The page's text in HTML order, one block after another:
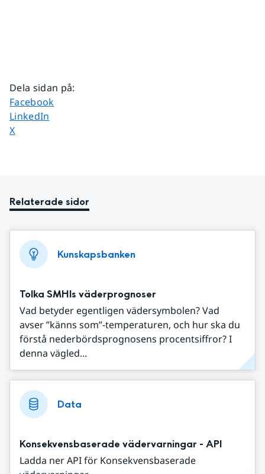
Dela sidan på:
Dela sidan på
Facebook
Dela sidan på
LinkedIn
Dela sidan på
X
Relaterade sidor
Kunskapsbanken
Tolka SMHIs väderprognoser
Vad betyder egentligen vädersymbolen? Vad
avser ”känns som”-temperaturen, och hur ska du
förstå nederbördsprognosens procentsiffror? I
denna vägled...
Data
Konsekvensbaserade vädervarningar - API
Ladda ner API för Konsekvensbaserade